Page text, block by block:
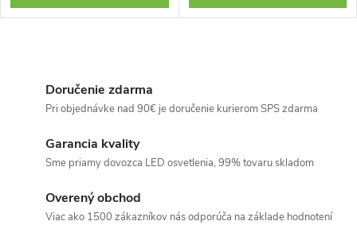
Doručenie zdarma
Pri objednávke nad 90€ je doručenie kurierom SPS zdarma
Garancia kvality
Sme priamy dovozca LED osvetlenia, 99% tovaru skladom
Overený obchod
Viac ako 1500 zákazníkov nás odporúča na základe hodnotení